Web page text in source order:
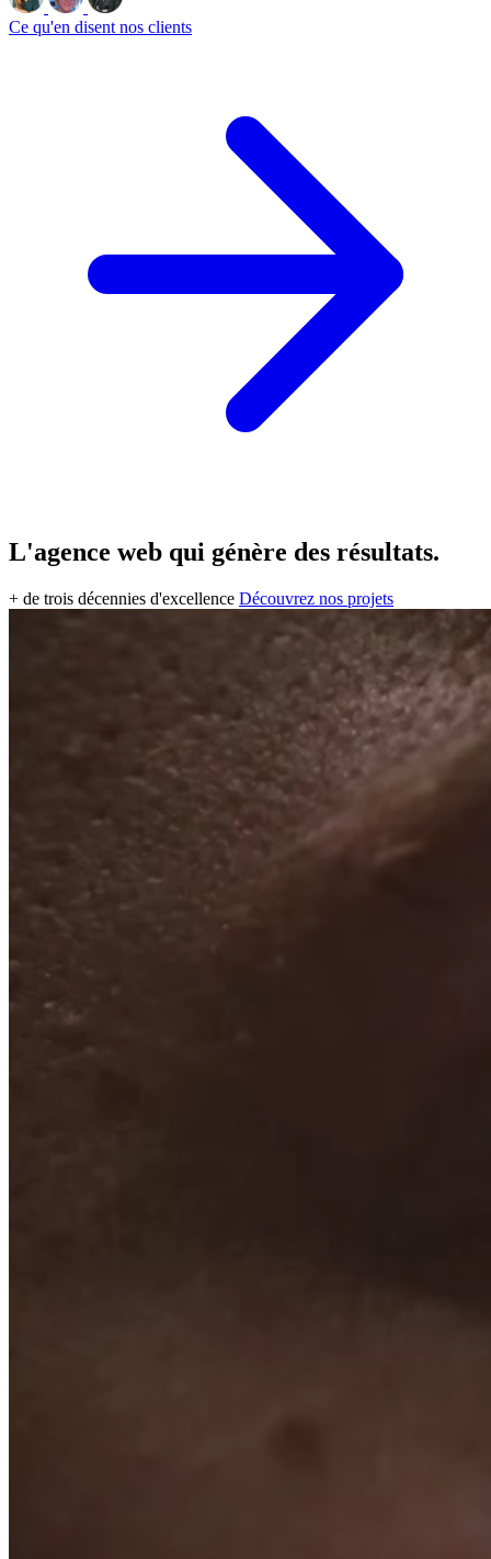
Ce qu'en disent nos clients
L'agence web qui génère des résultats.
+ de trois décennies d'excellence Découvrez nos projets